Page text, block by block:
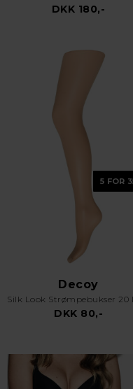
DKK 180,-
5 FOR
Decoy
DKK 80,-